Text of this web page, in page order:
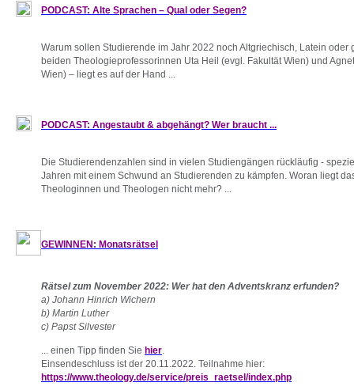
PODCAST: Alte Sprachen – Qual oder Segen?
Warum sollen Studierende im Jahr 2022 noch Altgriechisch, Latein oder
beiden Theologieprofessorinnen Uta Heil (evgl. Fakultät Wien) und
Wien) – liegt es auf der Hand ...
PODCAST: Angestaubt & abgehängt? Wer braucht ...
Die Studierendenzahlen sind in vielen Studiengängen rückläufig -
Jahren mit einem Schwund an Studierenden zu kämpfen. Woran liegt
Theologinnen und Theologen nicht mehr? ...
GEWINNEN: Monatsrätsel
Rätsel zum November 2022: Wer hat den Adventskranz erfunden?
a) Johann Hinrich Wichern
b) Martin Luther
c) Papst Silvester
... einen Tipp finden Sie hier.
Einsendeschluss ist der 20.11.2022. Teilnahme hier:
https://www.theology.de/service/preis_raetsel/index.php